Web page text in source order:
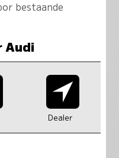
bestaande
Audi
Dealer